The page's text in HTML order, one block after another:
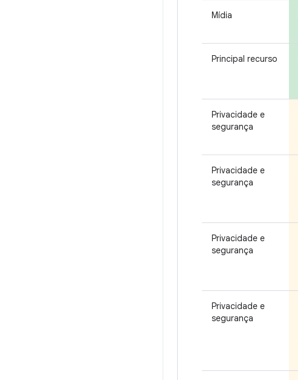
Mídia
Principal recurso
Privacidade e
segurança
Privacidade e
segurança
Privacidade e
segurança
Privacidade e
segurança